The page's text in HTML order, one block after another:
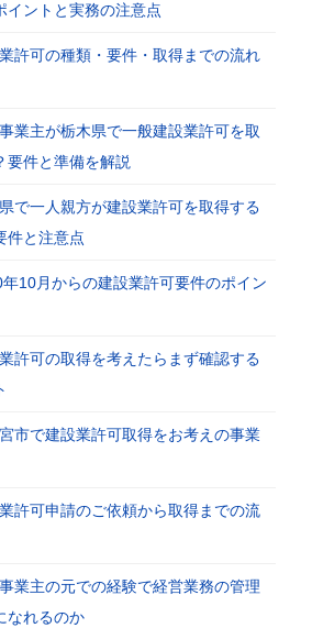
イントと実務の注意点
許可の種類・要件・取得までの流れ
業主が栃木県で一般建設業許可を取
要件と準備を解説
で一人親方が建設業許可を取得する
件と注意点
年10月からの建設業許可要件のポイン
許可の取得を考えたらまず確認する
市で建設業許可取得をお考えの事業
許可申請のご依頼から取得までの流
業主の元での経験で経営業務の管理
なれるのか